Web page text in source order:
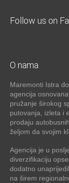
Follow us on
O nama
Maremonti Istra
agencija
pružanje širokog
putovanja, izleta i
prodaju
željom da svojim
Agencija je u
diverzifikaciju
dodatno
na širem